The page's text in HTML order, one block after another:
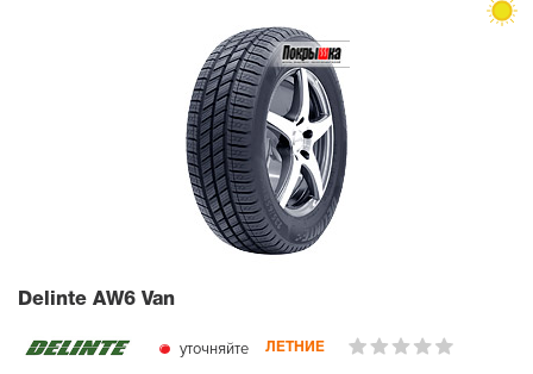
Delinte AW6 Van
уточняйте ЛЕТНИЕ